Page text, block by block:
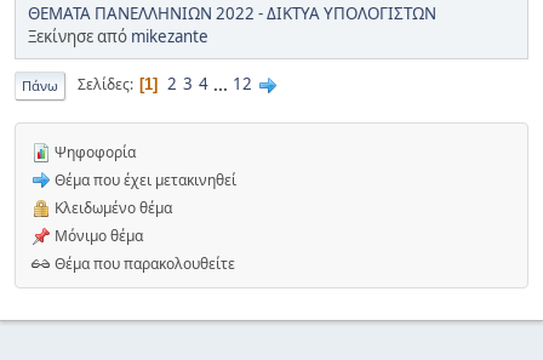
ΘΕΜΑΤΑ ΠΑΝΕΛΛΗΝΙΩΝ 2022 - ΔΙΚΤΥΑ ΥΠΟΛΟΓΙΣΤΩΝ
Ξεκίνησε από mikezante
Πάνω Σελίδες 1 2 3 4 ... 12
Ψηφοφορία
Θέμα που έχει μετακινηθεί
Κλειδωμένο θέμα
Μόνιμο θέμα
Θέμα που παρακολουθείτε